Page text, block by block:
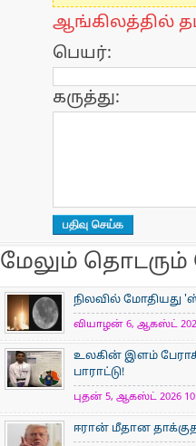
ஆங்கிலத்தில்
பெயர்:
கருத்து:
மேலும்
நிலவில் மோதியது
வியாழன் 6, ஆகஸ்ட் 2026
உலகின் இளம்
பாராட்டு!
புதன் 5, ஆகஸ்ட் 2026
ஈரான் மீதான